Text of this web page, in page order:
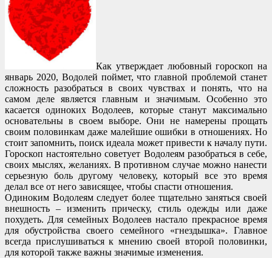
Как утверждает любовный гороскоп на
январь 2020, Водолей поймет, что главной проблемой станет
сложность разобраться в своих чувствах и понять, что на
самом деле является главным и значимым. Особенно это
касается одиноких Водолеев, которые станут максимально
основательны в своем выборе. Они не намерены прощать
своим половинкам даже малейшие ошибки в отношениях. Но
стоит запомнить, поиск идеала может привести к началу пути.
Гороскоп настоятельно советует Водолеям разобраться в себе,
своих мыслях, желаниях. В противном случае можно нанести
серьезную боль другому человеку, который все это время
делал все от него зависящее, чтобы спасти отношения.
Одиноким Водолеям следует более тщательно заняться своей
внешность – изменить прическу, стиль одежды или даже
похудеть. Для семейных Водолеев настало прекрасное время
для обустройства своего семейного «гнездышка». Главное
всегда прислушиваться к мнению своей второй половинки,
для которой также важны значимые изменения.